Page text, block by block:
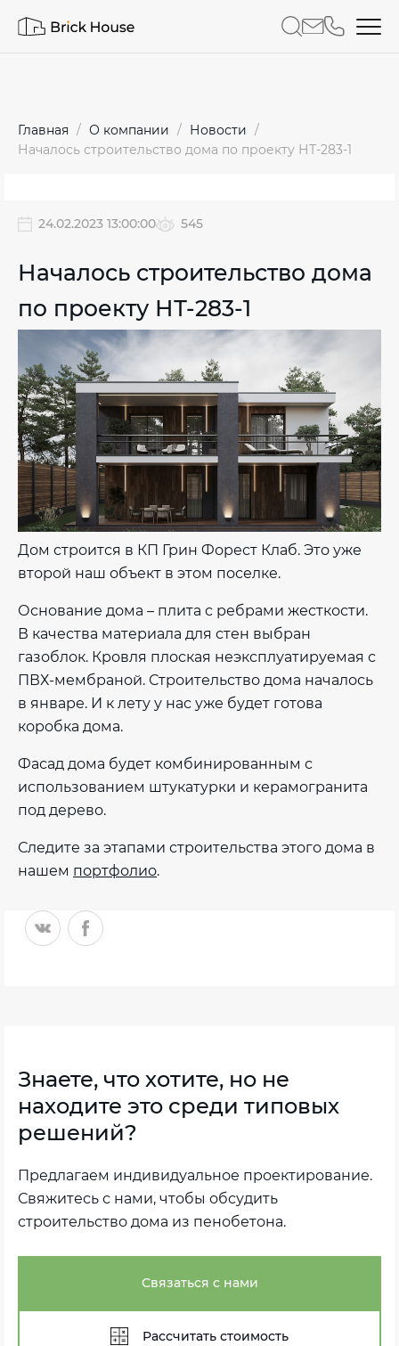
Главная О компании
Новости
Началось строительство дома по проекту НТ-283-1
24.02.2023 13:00:00 545
Началось строительство дома
по проекту НТ-283-1
Дом строится в КП Грин Форест Клаб. Это уже
второй наш объект в этом поселке.
Основание дома – плита с ребрами жесткости.
В качества материала для стен выбран
газоблок. Кровля плоская неэксплуатируемая с
ПВХ-мембраной. Строительство дома началось
в январе. И к лету у нас уже будет готова
коробка дома.
Фасад дома будет комбинированным с
использованием штукатурки и керамогранита
под дерево.
Следите за этапами строительства этого дома в
нашем портфолио.
Знаете, что хотите, но не
находите это среди типовых
решений?
Предлагаем индивидуальное проектирование.
Свяжитесь с нами, чтобы обсудить
строительство дома из пенобетона.
Связаться с нами
Рассчитать стоимость